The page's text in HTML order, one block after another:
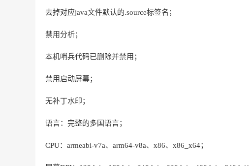
去掉对应java文件默认的.source标签名；
禁用分析；
本机哨兵代码已删除并禁用；
禁用启动屏幕；
无补丁水印；
语言：完整的多国语言；
CPU：armeabi-v7a、arm64-v8a、x86、x86_x64；